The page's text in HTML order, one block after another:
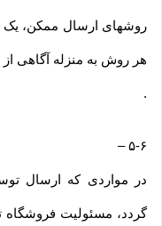
روشهای ارسال ممکن، یک
هر روش به منزله آگاهی
.
۵-۶–
در مواردی که ارسال
گردد، مسئولیت